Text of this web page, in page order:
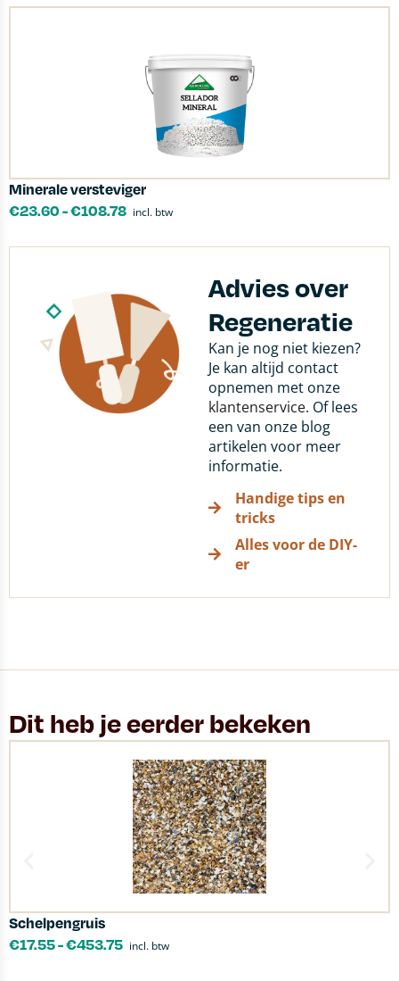
Minerale versteviger
€23.60-€108.78 incl. btw
Advies over
Regeneratie
Kan je nog niet kiezen?
Je kan altijd contact
opnemen met onze
klantenservice. Of lees
een van onze blog
artikelen voor meer
informatie.
Handige tips en
tricks
Alles voor de DIY-
er
Dit heb je eerder bekeken
Schelpengruis
€17.55-€453.75 incl. btw